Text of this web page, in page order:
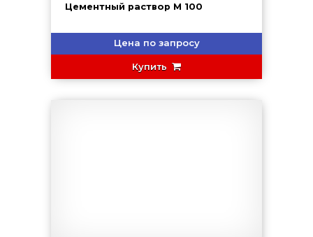
Цементный раствор М 100
Цена по запросу
Купить